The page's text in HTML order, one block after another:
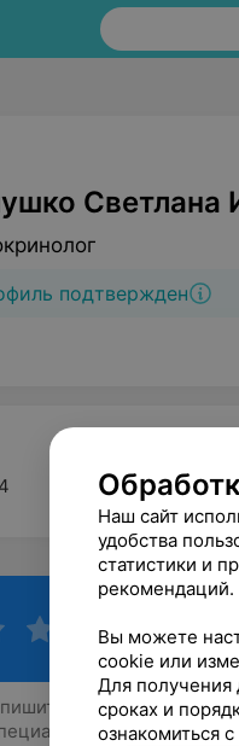
Светлана
подтвержден
Наш сайт
удобства
статистики и
рекомендаций.
Вы можете
cookie или
Для получения
сроках и
ознакомиться